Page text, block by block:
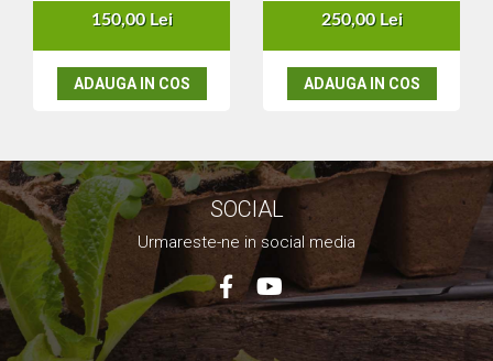
150,00 Lei
ADAUGA IN COS
250,00 Lei
ADAUGA IN COS
SOCIAL
Urmareste-ne in social media